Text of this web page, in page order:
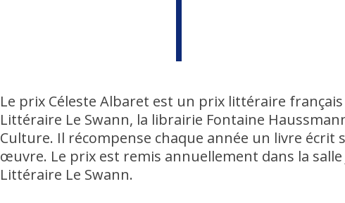
Le prix Céleste Albaret est un prix littéraire français
Littéraire Le Swann, la librairie Fontaine
Culture. Il récompense chaque année un livre écrit
œuvre. Le prix est remis annuellement dans la salle
Littéraire Le Swann.